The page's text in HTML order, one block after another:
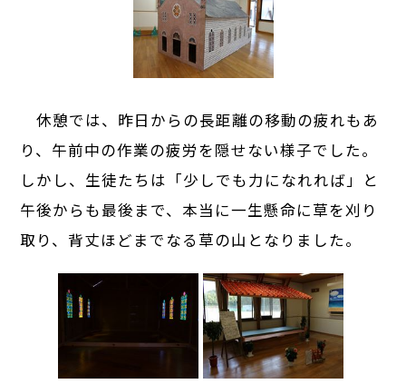
休憩では、昨日からの長距離の移動の疲れもあ
り、午前中の作業の疲労を隠せない様子でした。
しかし、生徒たちは「少しでも力になれれば」と
午後からも最後まで、本当に一生懸命に草を刈り
取り、背丈ほどまでなる草の山となりました。